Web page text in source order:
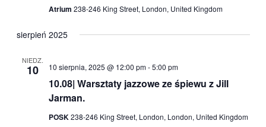
Atrium 238-246 King Street, London, United Kingdom
sierpień 2025
NIEDZ.
10
10.08| Warsztaty jazzowe ze śpiewu z Jill
Jarman.
10 sierpnia, 2025 @ 12:00 pm-5:00 pm
POSK238-246 King Street, London, London, United Kingdom